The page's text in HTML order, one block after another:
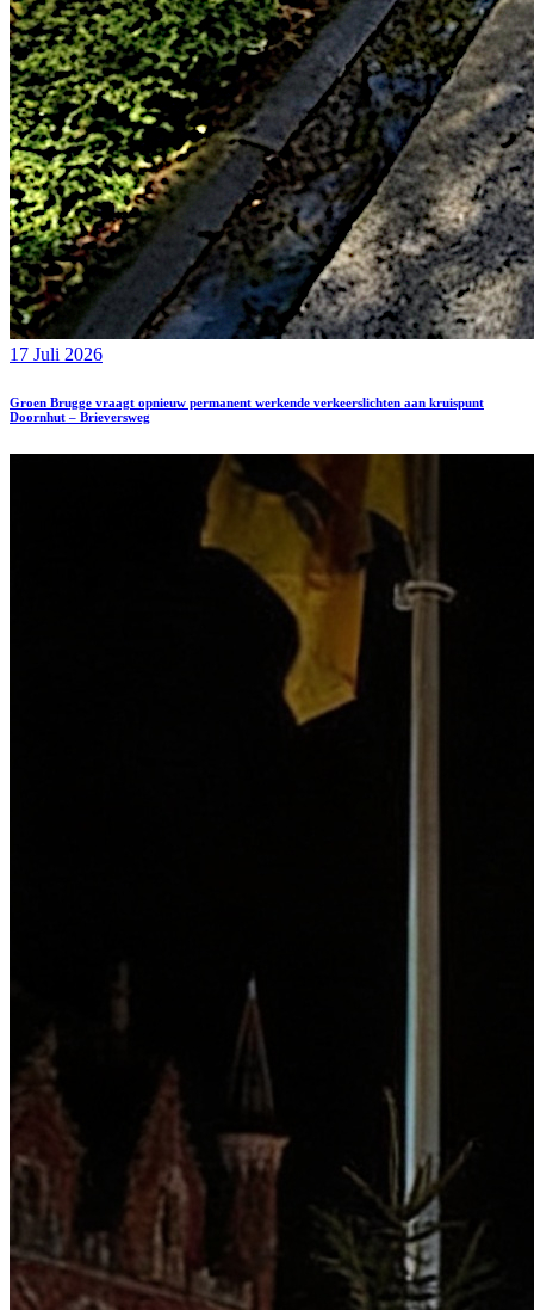
17 Juli 2026
Groen Brugge vraagt opnieuw permanent werkende verkeerslichten aan kruispunt
Doornhut – Brieversweg